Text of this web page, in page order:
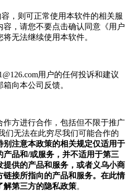
，则可正常使用本软件的相关服
，请您不要点击确认同意《用户
无法继续使用本软件。
用户的任何投诉和建议
向本公司反馈。
方进行合作，包括但不限于推广
们无法在此穷尽我们可能合作的
别注意本政策的相关规定仅适用于
产品和/或服务，并不适用于第三
供的产品和服务，或者义乌小商
接所指向的产品和服务。在此情
解第三方的隐私政策。